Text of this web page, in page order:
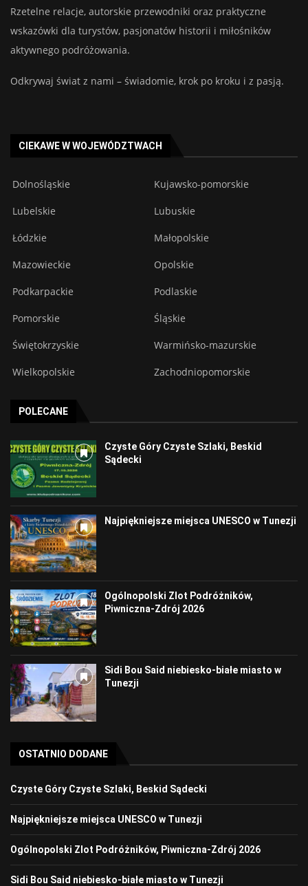
Rzetelne relacje, autorskie przewodniki oraz praktyczne
wskazówki dla turystów, pasjonatów historii i miłośników
aktywnego podróżowania.
Odkrywaj świat z nami – świadomie, krok po kroku i z pasją.
CIEKAWE W WOJEWÓDZTWACH
Dolnośląskie Kujawsko-pomorskie
Lubelskie Lubuskie
Łódzkie Małopolskie
Mazowieckie Opolskie
Podkarpackie Podlaskie
Pomorskie Śląskie
Świętokrzyskie Warmińsko-mazurskie
Wielkopolskie Zachodniopomorskie
POLECANE
Czyste Góry Czyste Szlaki, Beskid
Sądecki
Najpiękniejsze miejsca UNESCO w Tunezji
Ogólnopolski Zlot Podróżników,
Piwniczna-Zdrój 2026
Sidi Bou Said niebiesko-białe miasto w
Tunezji
OSTATNIO DODANE
Czyste Góry Czyste Szlaki, Beskid Sądecki
Najpiękniejsze miejsca UNESCO w Tunezji
Ogólnopolski Zlot Podróżników, Piwniczna-Zdrój 2026
Sidi Bou Said niebiesko-białe miasto w Tunezji